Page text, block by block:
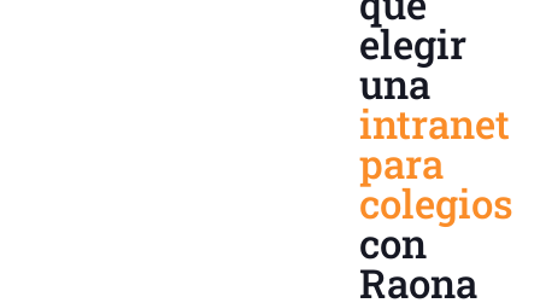
elegir
una
intranet
para
colegios
con
Raona